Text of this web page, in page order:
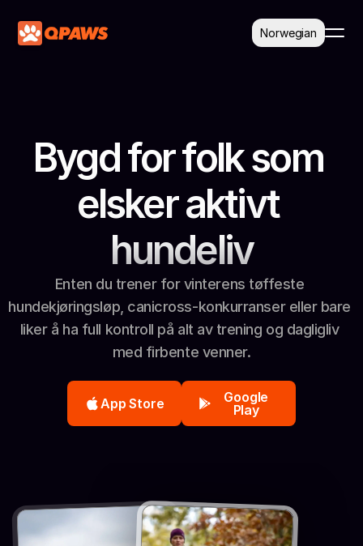
Select Language
Norwegian
Enten du trener for vinterens tøffeste
hundekjøringsløp, canicross-konkurranser eller bare
liker å ha full kontroll på alt av trening og dagligliv
med firbente venner.
Bygd for folk som
elsker aktivt
hundeliv
App Store
Google
Play